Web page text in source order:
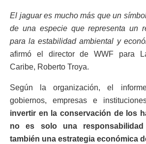
El jaguar es mucho más que un
de una especie que representa un
para la estabilidad ambiental y
afirmó el director de WWF para
Caribe, Roberto Troya.
Según la organización, el
gobiernos, empresas e
invertir en la conservación de los
no es solo una responsabilidad
también una estrategia económica